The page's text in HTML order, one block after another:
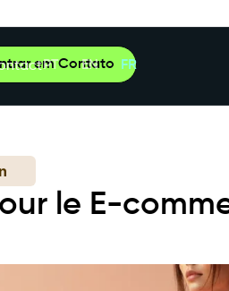
em Contato
PT EN FR
le E-